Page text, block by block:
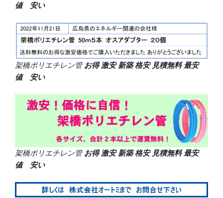
値 安い
架橋ポリエチレン管お得 激安 新築 格安 見積無料 最安
値 安い
架橋ポリエチレン管お得 激安 新築 格安 見積無料 最安
値 安い